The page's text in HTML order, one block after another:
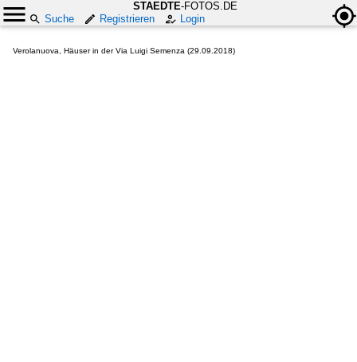
STAEDTE-FOTOS.DE
Suche
Registrieren Login
Verolanuova, Häuser in der Via Luigi Semenza (29.09.2018)